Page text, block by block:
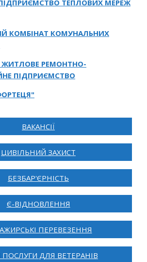
ТЕПЛОВИХ МЕРЕЖ
КОМБІНАТ КОМУНАЛЬНИХ
ЖИТЛОВЕ РЕМОНТНО-
ПІДПРИЄМСТВО
ВАКАНСІЇ
ЦИВІЛЬНИЙ ЗАХИСТ
БЕЗБАР'ЄРНІСТЬ
Є-ВІДНОВЛЕННЯ
ПЕРЕВЕЗЕННЯ
ДЛЯ ВЕТЕРАНІВ